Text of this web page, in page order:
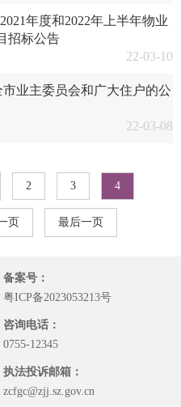
年度和2022年上半年物业
招标公告
22-03-10
业主委员会和广大住户的公
22-03-08
2 3 4
页 最后一页
备案号：
粤ICP备2023053213号
咨询电话：
0755-12345
执法投诉邮箱：
zcfgc@zjj.sz.gov.cn